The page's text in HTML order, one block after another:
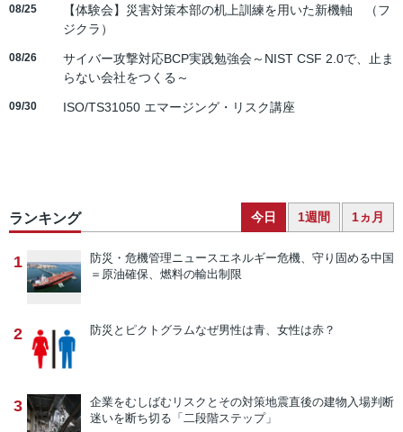
08/25
【体験会】災害対策本部の机上訓練を用いた新機軸 （フ
ジクラ）
08/26
サイバー攻撃対応BCP実践勉強会～NIST CSF 2.0で、止ま
らない会社をつくる～
09/30 ISO/TS31050 エマージング・リスク講座
ランキング 今日 1週間 1ヵ月
1 防災・危機管理ニュースエネルギー危機、守り固める中国
＝原油確保、燃料の輸出制限
2 防災とピクトグラムなぜ男性は青、女性は赤？
3 企業をむしばむリスクとその対策地震直後の建物入場判断
迷いを断ち切る「二段階ステップ」